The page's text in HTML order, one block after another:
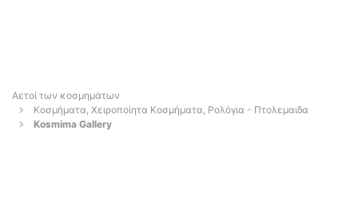
Αετοί των κοσμημάτων
Κοσμήματα, Χειροποίητα Κοσμήματα, Ρολόγια - Πτολεμαιδα
Kosmima Gallery